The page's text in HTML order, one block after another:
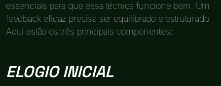
essenciais para que essa técnica funcione bem. Um
feedback eficaz precisa ser equilibrado e estruturado.
Aqui estão os três principais componentes:
ELOGIO INICIAL